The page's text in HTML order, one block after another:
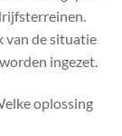
van de situatie
ingezet.
oplossing